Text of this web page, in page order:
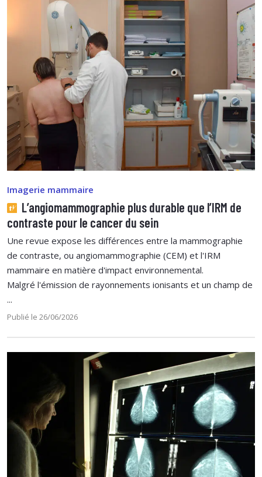
Imagerie mammaire
L’angiomammographie plus durable que l’IRM de
contraste pour le cancer du sein
Une revue expose les différences entre la mammographie
de contraste, ou angiomammographie (CEM) et l'IRM
mammaire en matière d'impact environnemental.
Malgré l'émission de rayonnements ionisants et un champ de
...
Publié le 26/06/2026